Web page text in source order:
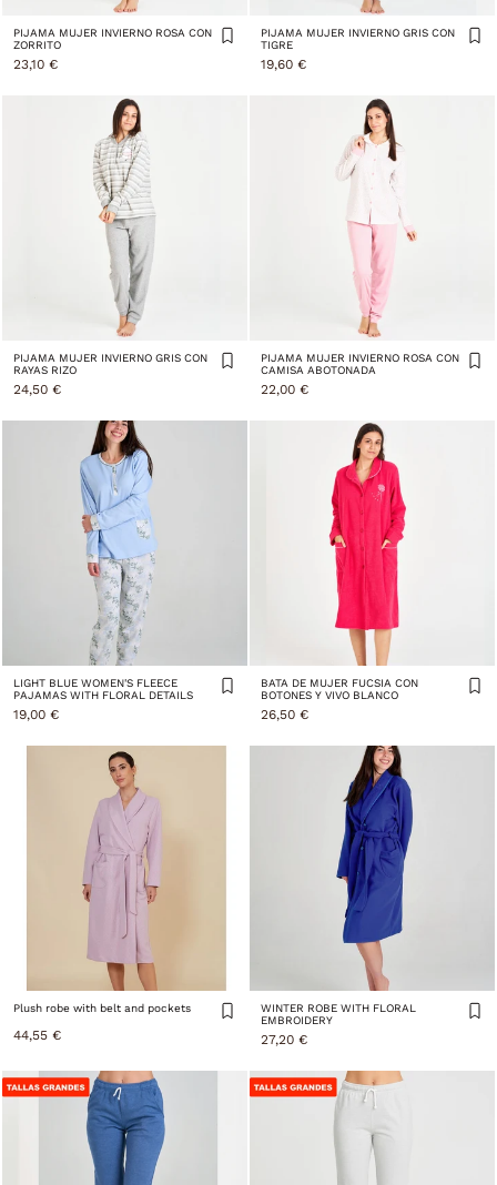
PIJAMA MUJER INVIERNO ROSA CON
ZORRITO
23,10 €
PIJAMA MUJER INVIERNO GRIS CON
TIGRE
19,60 €
PIJAMA MUJER INVIERNO GRIS CON
RAYAS RIZO
24,50 €
PIJAMA MUJER INVIERNO ROSA CON
CAMISA ABOTONADA
22,00 €
LIGHT BLUE WOMEN'S FLEECE
PAJAMAS WITH FLORAL DETAILS
19,00 €
BATA DE MUJER FUCSIA CON
BOTONES Y VIVO BLANCO
26,50 €
Plush robe with belt and pockets
44,55 €
WINTER ROBE WITH FLORAL
EMBROIDERY
27,20 €